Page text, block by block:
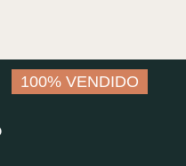
100% VENDIDO